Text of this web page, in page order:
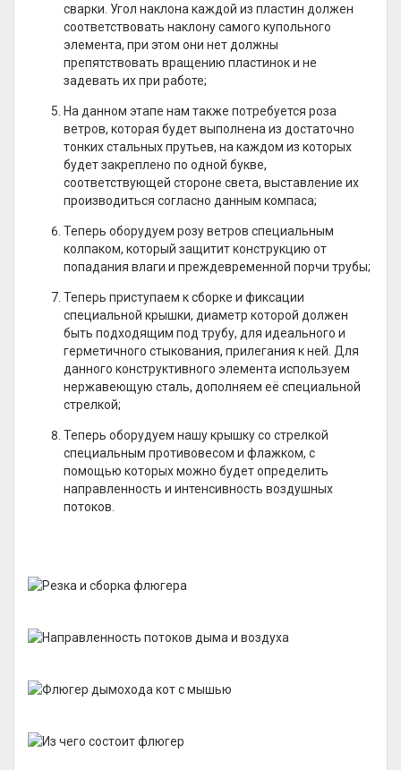
сварки. Угол наклона каждой из пластин должен
соответствовать наклону самого купольного
элемента, при этом они нет должны
препятствовать вращению пластинок и не
задевать их при работе;
На данном этапе нам также потребуется роза
ветров, которая будет выполнена из достаточно
тонких стальных прутьев, на каждом из которых
будет закреплено по одной букве,
соответствующей стороне света, выставление их
производиться согласно данным компаса;
Теперь оборудуем розу ветров специальным
колпаком, который защитит конструкцию от
попадания влаги и преждевременной порчи трубы;
Теперь приступаем к сборке и фиксации
специальной крышки, диаметр которой должен
быть подходящим под трубу, для идеального и
герметичного стыкования, прилегания к ней. Для
данного конструктивного элемента используем
нержавеющую сталь, дополняем её специальной
стрелкой;
Теперь оборудуем нашу крышку со стрелкой
специальным противовесом и флажком, с
помощью которых можно будет определить
направленность и интенсивность воздушных
потоков.